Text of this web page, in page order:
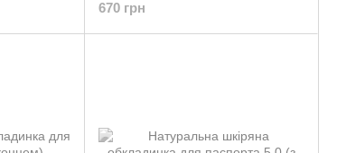
670 грн